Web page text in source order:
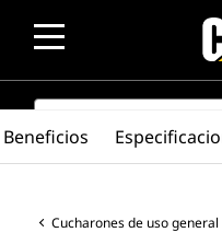
SEARCH
Cucharones de uso general
Beneficios